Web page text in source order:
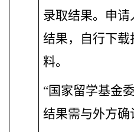
录取结果。申
结果，自行下
料。
“国家留学基金
结果需与外方确